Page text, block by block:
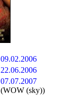
09.02.2006
22.06.2006
07.07.2007
(WOW (sky))